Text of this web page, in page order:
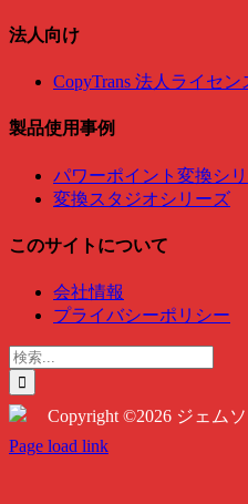
法人向け
CopyTrans 法人ライセン
製品使用事例
パワーポイント変換シ
変換スタジオシリーズ
このサイトについて
会社情報
プライバシーポリシー
検
索
…
Copyright ©2026 ジェム
Twitter
Instagram
Facebook
Page load link